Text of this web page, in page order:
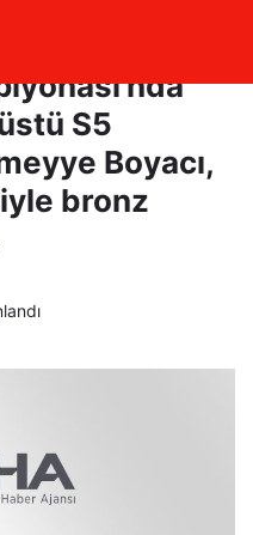
Dünya
S5
Boyacı,
bronz